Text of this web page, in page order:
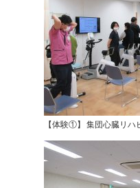
【体験①】 集団心臓リハ